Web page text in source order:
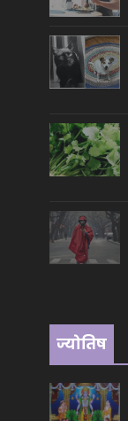
ज्योतिष